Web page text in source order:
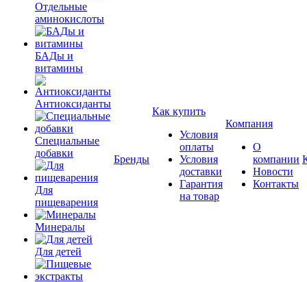
Отдельные
аминокислоты
БАДы и
витамины
Антиоксиданты
Специальные
добавки
Для
пищеварения
Минералы
Для детей
Бренды
Как купить
Условия
оплаты
Условия
доставки
Гарантия
на товар
Компания
О
компании
Новости
Контакты